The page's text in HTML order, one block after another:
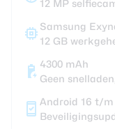
12 MP
Samsung
12 GB
4300 mAh
Geen
Android 16 t/